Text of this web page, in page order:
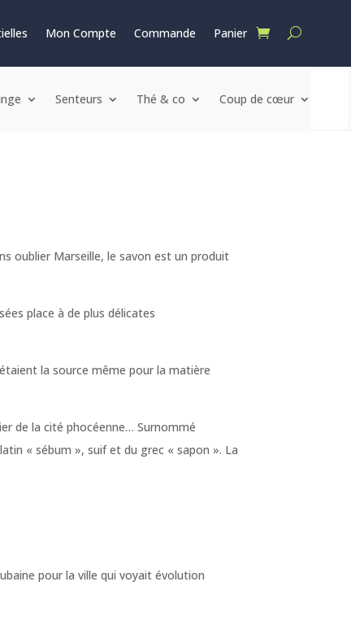
Mon Compte Commande Panier
Senteurs Thé & co Coup de cœur
oublier Marseille, le savon est un produit
place à de plus délicates
la source même pour la matière
de la cité phocéenne… Surnommé
« sébum », suif et du grec « sapon ». La
pour la ville qui voyait évolution